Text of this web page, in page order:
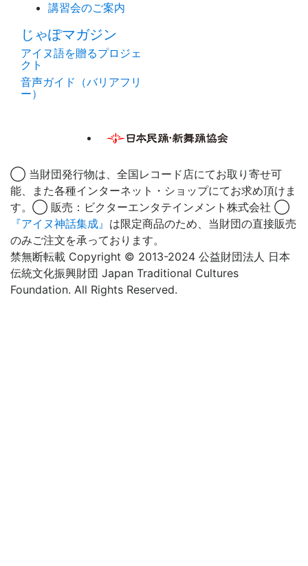
講習会のご案内
じゃぽマガジン
アイヌ語を贈るプロジェ
クト
音声ガイド（バリアフリ
ー）
◯ 当財団発行物は、全国レコード店にてお取り寄せ可
能、また各種インターネット・ショップにてお求め頂けま
す。◯ 販売：ビクターエンタテインメント株式会社 ◯
『アイヌ神話集成』 は限定商品のため、当財団の直接販売
のみご注文を承っております。
禁無断転載 Copyright © 2013-2024 公益財団法人 日本
伝統文化振興財団 Japan Traditional Cultures
Foundation. All Rights Reserved.